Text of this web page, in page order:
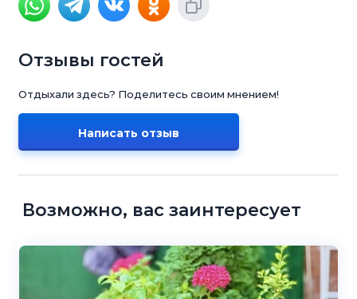
Отзывы гостей
Отдыхали здесь? Поделитесь своим мнением!
Написать отзыв
Возможно, вас заинтересует